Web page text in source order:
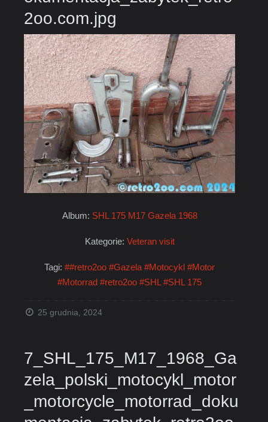
2oo.com.jpg
Album: SHL 175 M17 Gazela 1968
Kategorie: Veteran visit
Tagi: ##retro2oo #Gazela #Motocykl #Motor
#Motorrad #retro2oo #SHL #SHL 175
25 grudnia, 2024
7_SHL_175_M17_1968_Ga
zela_polski_motocykl_motor
_motorcycle_motorrad_doku